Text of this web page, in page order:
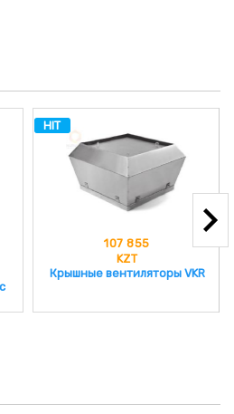
HIT
32 383
KZT
Шумоглушащий бокс для